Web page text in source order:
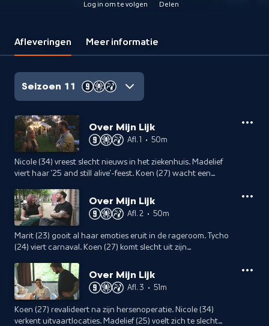
Log in om te volgen Delen
Afleveringen Meer informatie
Seizoen 11
Over Mijn Lijk
Afl. 1 • 50m
Nicole (34) vreest slecht nieuws in het ziekenhuis. Madelief
viert haar '25 and still alive'-feest. Koen (27) wacht een
kaal voor chemo.
Over Mijn Lijk
Afl. 2 • 50m
Marit (23) gooit al haar emoties eruit in de rageroom. Tycho
(24) viert carnaval. Koen (27) komt slecht uit zijn
sportschool.
Over Mijn Lijk
Afl. 3 • 51m
Koen (27) revalideert na zijn hersenoperatie. Nicole (34)
verkent uitvaartlocaties. Madelief (25) voelt zich te slecht